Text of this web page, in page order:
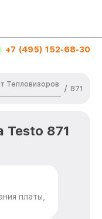
+7 (495) 152-68-30
Тепловизоров
/ 871
Testo 871
платы,